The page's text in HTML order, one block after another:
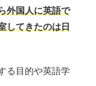
外国人に英語で
してきたのは日
る目的や英語学